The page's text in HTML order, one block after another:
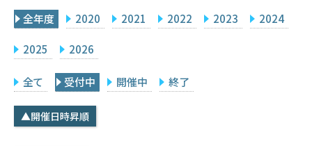
イベント情報
研究代表者専用 委員専用
学内専用
全年度 2020 2021 2022 2023 2024
2025 2026
全て 受付中 開催中 終了
▲開催日時昇順